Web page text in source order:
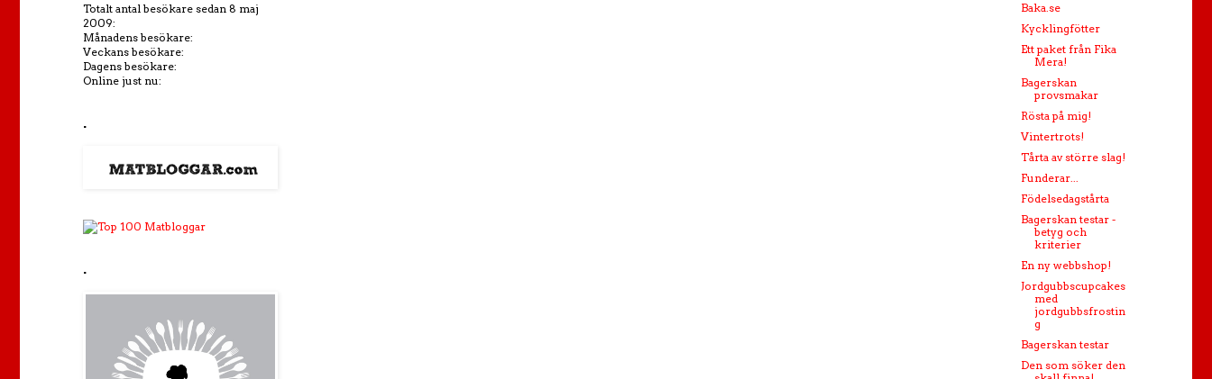
Totalt antal besökare sedan 8 maj
2009:
Månadens besökare:
Veckans besökare:
Dagens besökare:
Online just nu:
.
.
Baka.se
Kycklingfötter
Ett paket från Fika
Mera!
Bagerskan
provsmakar
Rösta på mig!
Vintertrots!
Tårta av större slag!
Funderar...
Födelsedagstårta
Bagerskan testar -
betyg och
kriterier
En ny webbshop!
Jordgubbscupcakes
med
jordgubbsfrostin
g
Bagerskan testar
Den som söker den